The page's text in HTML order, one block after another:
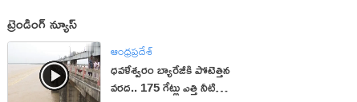
ట్రెండింగ్ న్యూస్
ఆంధ్రప్రదేశ్
ధవళేశ్వరం బ్యారేజీకి పోటెత్తిన
వరద.. 175 గేట్లు ఎత్తి నీటి